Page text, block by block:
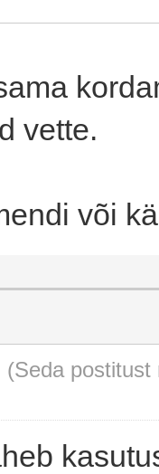
vette.
või
(Seda postitust